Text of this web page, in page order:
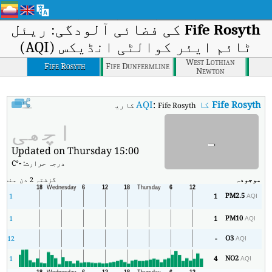
Fife Rosythکی فضائی آلودگی: ریئل
ٹائم ایئر کوالٹی انڈیکس (AQI)
Fife Rosyth Fife Dunfermline
West Lothian
Newton
Fife Rosythکا AQI :Fife Rosyth کا ریئل ٹائم ایئر کوالٹی انڈیکس (AQI)۔
- اچھی
Updated on Thursday 15:00
درجہ حرارت:-
°C
موجودہ گزشتہ 2 دن منٹ
PM2.5AQI
1
1
PM10AQI
1
1
O3AQI
12
NO2AQI
4
1